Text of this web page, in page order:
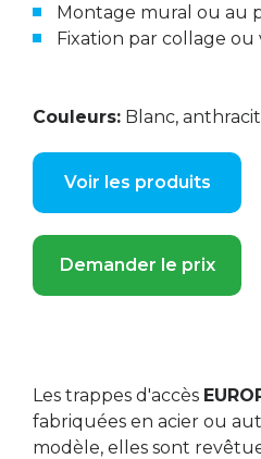
Montage mural ou au
Fixation par collage ou
Couleurs: Blanc,
Voir les produits
Demander le prix
Les trappes d'accès
fabriquées en acier ou
modèle, elles sont